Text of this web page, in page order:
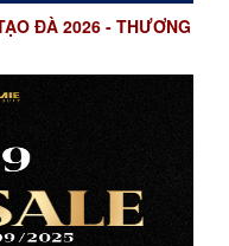
ĐÀ 2026 - THƯƠNG